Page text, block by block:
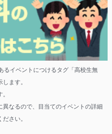
イベントにつけるタグ「高校生無
ます。
なるので、目当てのイベントの詳細
さい。